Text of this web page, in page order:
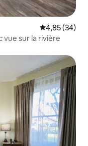
Évaluation
4,85 (34)
vue sur la rivière